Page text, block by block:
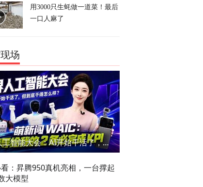
用3000只生蚝做一道菜！最后
一口人麻了
场
世界人工智能大会：AI开始干活了，但到底干的怎么样？萌新闯WAIC
：昇腾950真机亮相，一台撑起
大模型